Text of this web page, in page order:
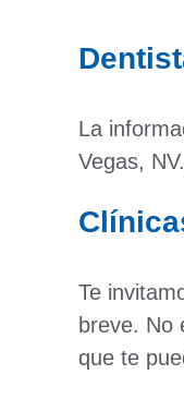
La
Vegas,
Te
breve. No
que te